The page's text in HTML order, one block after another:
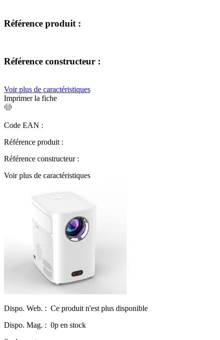
Référence produit :
Référence constructeur :
Voir plus de caractéristiques
Imprimer la fiche
Code EAN :
Référence produit :
Référence constructeur :
Voir plus de caractéristiques
Dispo. Web. : Ce produit n'est plus disponible
Dispo. Mag. : 0p en stock